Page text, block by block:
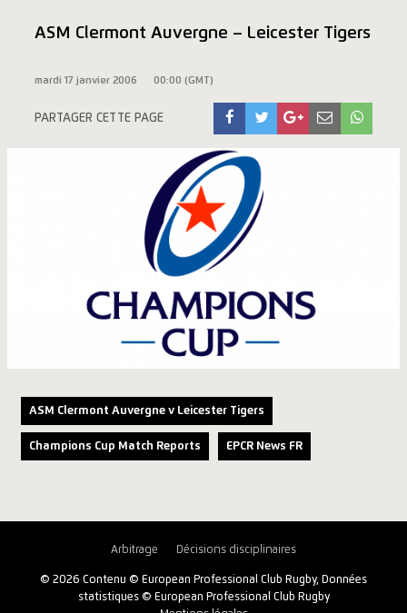
ASM Clermont Auvergne – Leicester Tigers
mardi 17 janvier 2006 00:00 (GMT)
PARTAGER CETTE PAGE
ASM Clermont Auvergne v Leicester Tigers
Champions Cup Match Reports EPCR News FR
Arbitrage Décisions disciplinaires
© 2026 Contenu © European Professional Club Rugby, Données
statistiques © European Professional Club Rugby